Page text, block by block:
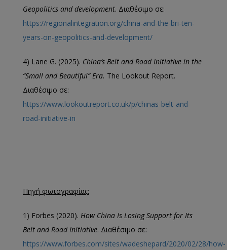
Geopolitics and development. Διαθέσιμο σε:
https://regionalintegration.org/china-and-the-bri-ten-
years-on-geopolitics-and-development/
4) Lane G. (2025). China’s Belt and Road Initiative in the
“Small and Beautiful” Era. The Lookout Report.
Διαθέσιμο σε:
https://www.lookoutreport.co.uk/p/chinas-belt-and-
road-initiative-in
Πηγή φωτογραφίας:
1) Forbes (2020). How China Is Losing Support for Its
Belt and Road Initiative. Διαθέσιμο σε:
https://www.forbes.com/sites/wadeshepard/2020/02/28/how-